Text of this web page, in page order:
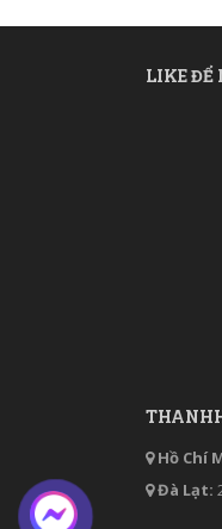
LIKE ĐỂ
Hồ Chí
Đà Lạt: